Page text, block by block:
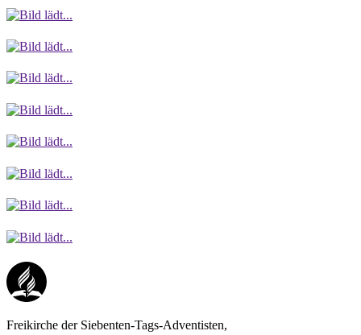
Freikirche der Siebenten-Tags-Adventisten,